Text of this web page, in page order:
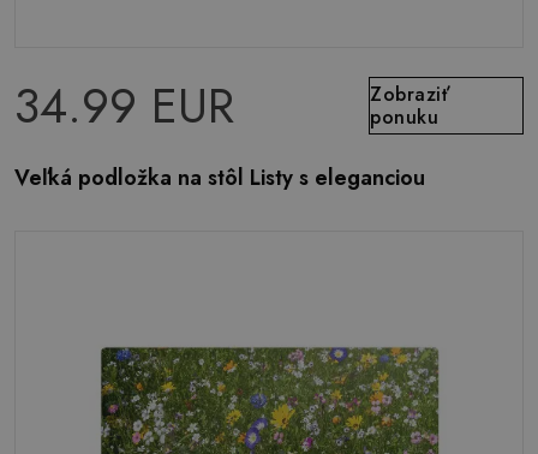
34.99 EUR
Zobraziť
ponuku
Veľká podložka na stôl Listy s eleganciou